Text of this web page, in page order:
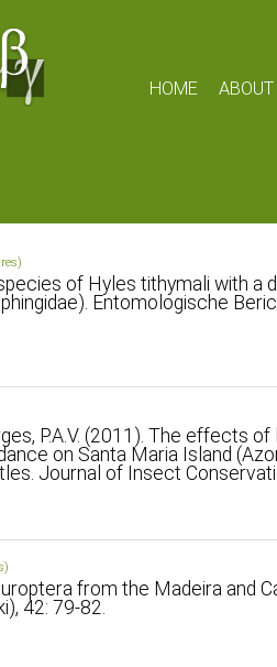
HOME ABOUT
of Hyles tithymali with a
Entomologische
P.A.V. (2011). The effects
on Santa Maria Island
Journal of Insect
from the Madeira and
42: 79-82.